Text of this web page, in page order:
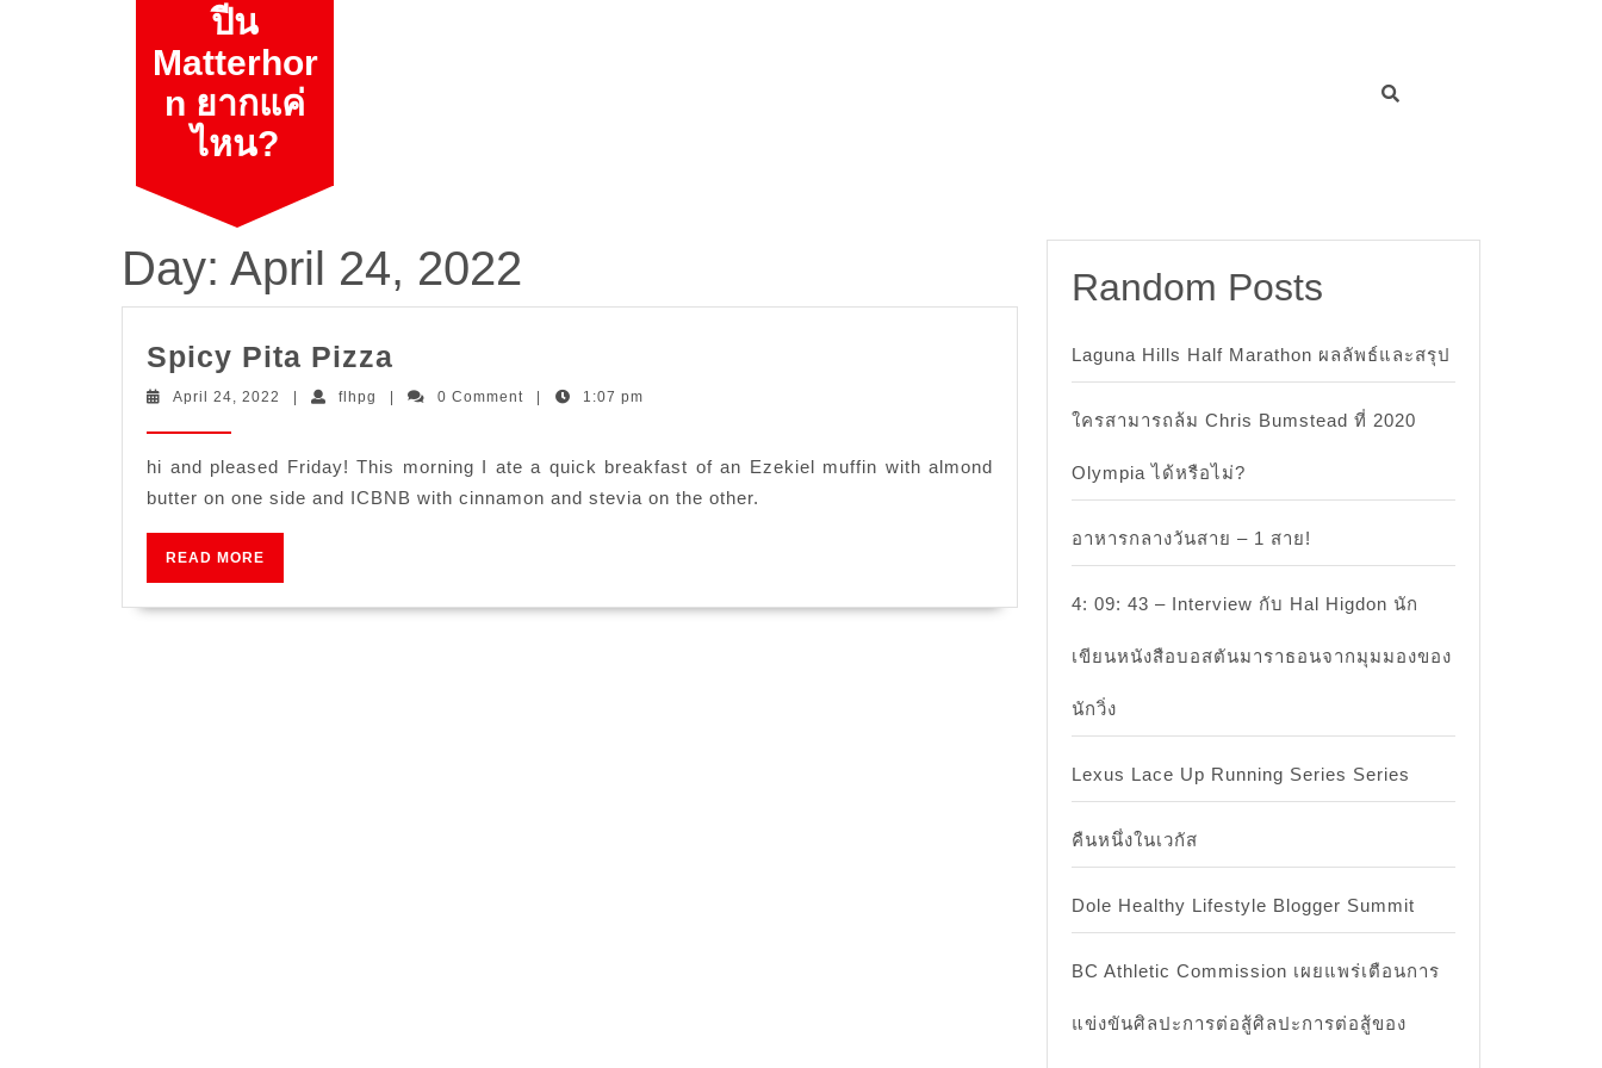
ปีน
Matterhor
n ยากแค่
ไหน?
Day: April 24, 2022
Spicy Pita Pizza
Pita
April 24, 2022 April
| flhpg flhpg
| 0 Comment | 1:07 pm
hi and pleased Friday! This morning I ate a quick breakfast of an Ezekiel muffin with almond
butter on one side and ICBNB with cinnamon and stevia on the other.
READ MORE
Random Posts
Laguna Hills Half Marathon ผลลัพธ์และสรุป
ใครสามารถล้ม Chris Bumstead ที่ 2020
Olympia ได้หรือไม่?
อาหารกลางวันสาย – 1 สาย!
4: 09: 43 – Interview กับ Hal Higdon นัก
เขียนหนังสือบอสตันมาราธอนจากมุมมองของ
นักวิ่ง
Lexus Lace Up Running Series Series
คืนหนึ่งในเวกัส
Dole Healthy Lifestyle Blogger Summit
BC Athletic Commission เผยแพร่เตือนการ
แข่งขันศิลปะการต่อสู้ศิลปะการต่อสู้ของ